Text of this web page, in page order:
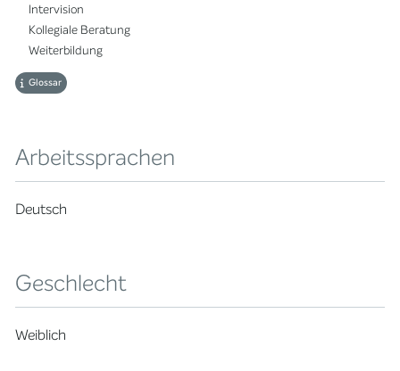
Intervision
Kollegiale Beratung
Weiterbildung
Glossar
Arbeitssprachen
Deutsch
Geschlecht
Weiblich